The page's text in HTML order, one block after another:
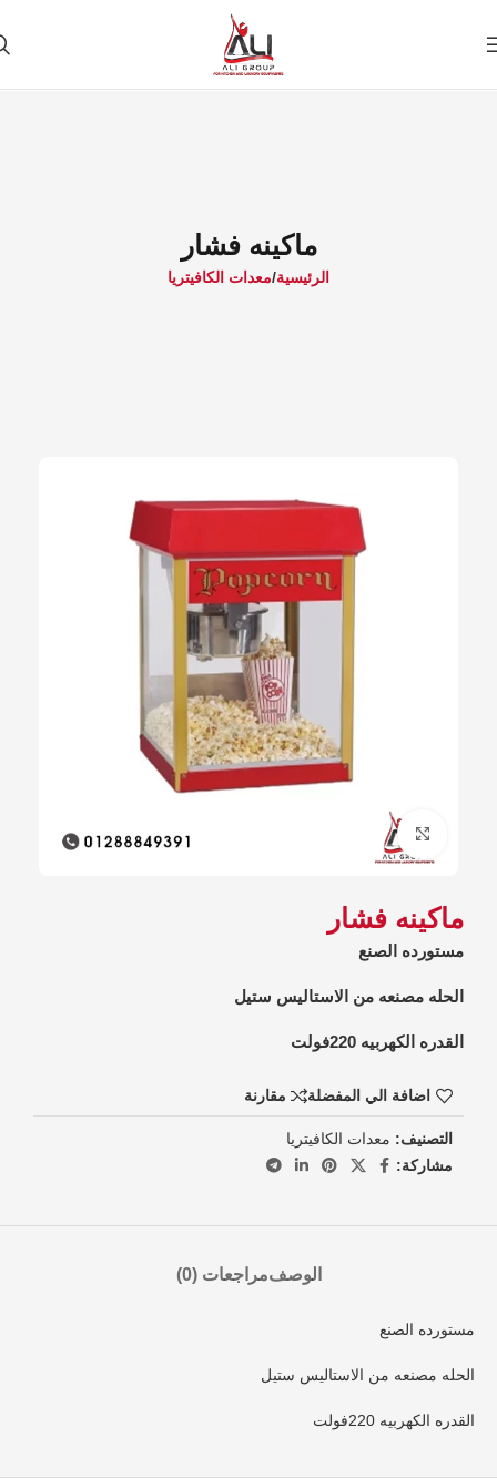
ماكينه فشار
الرئيسية معدات الكافيتريا
Click to enlarge
ماكينه فشار
مستورده الصنع
الحله مصنعه من الاستاليس ستيل
القدره الكهربيه 220فولت
اضافة الي المفضلة مقارنة
التصنيف: معدات الكافيتريا
مشاركة:
الوصفمراجعات (0)
مستورده الصنع
الحله مصنعه من الاستاليس ستيل
القدره الكهربيه 220فولت